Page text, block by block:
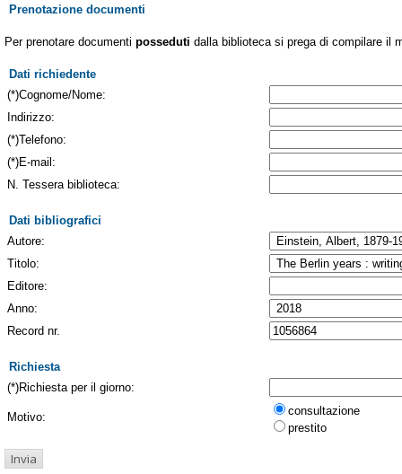
Prenotazione documenti
Per prenotare documenti posseduti dalla biblioteca si prega di compilare il
Dati richiedente
(*)Cognome/Nome:
Indirizzo:
(*)Telefono:
(*)E-mail:
N. Tessera biblioteca:
Dati bibliografici
Autore:
Titolo:
Editore:
Anno:
Record nr.
Richiesta
(*)Richiesta per il giorno:
Motivo:
consultazione
prestito